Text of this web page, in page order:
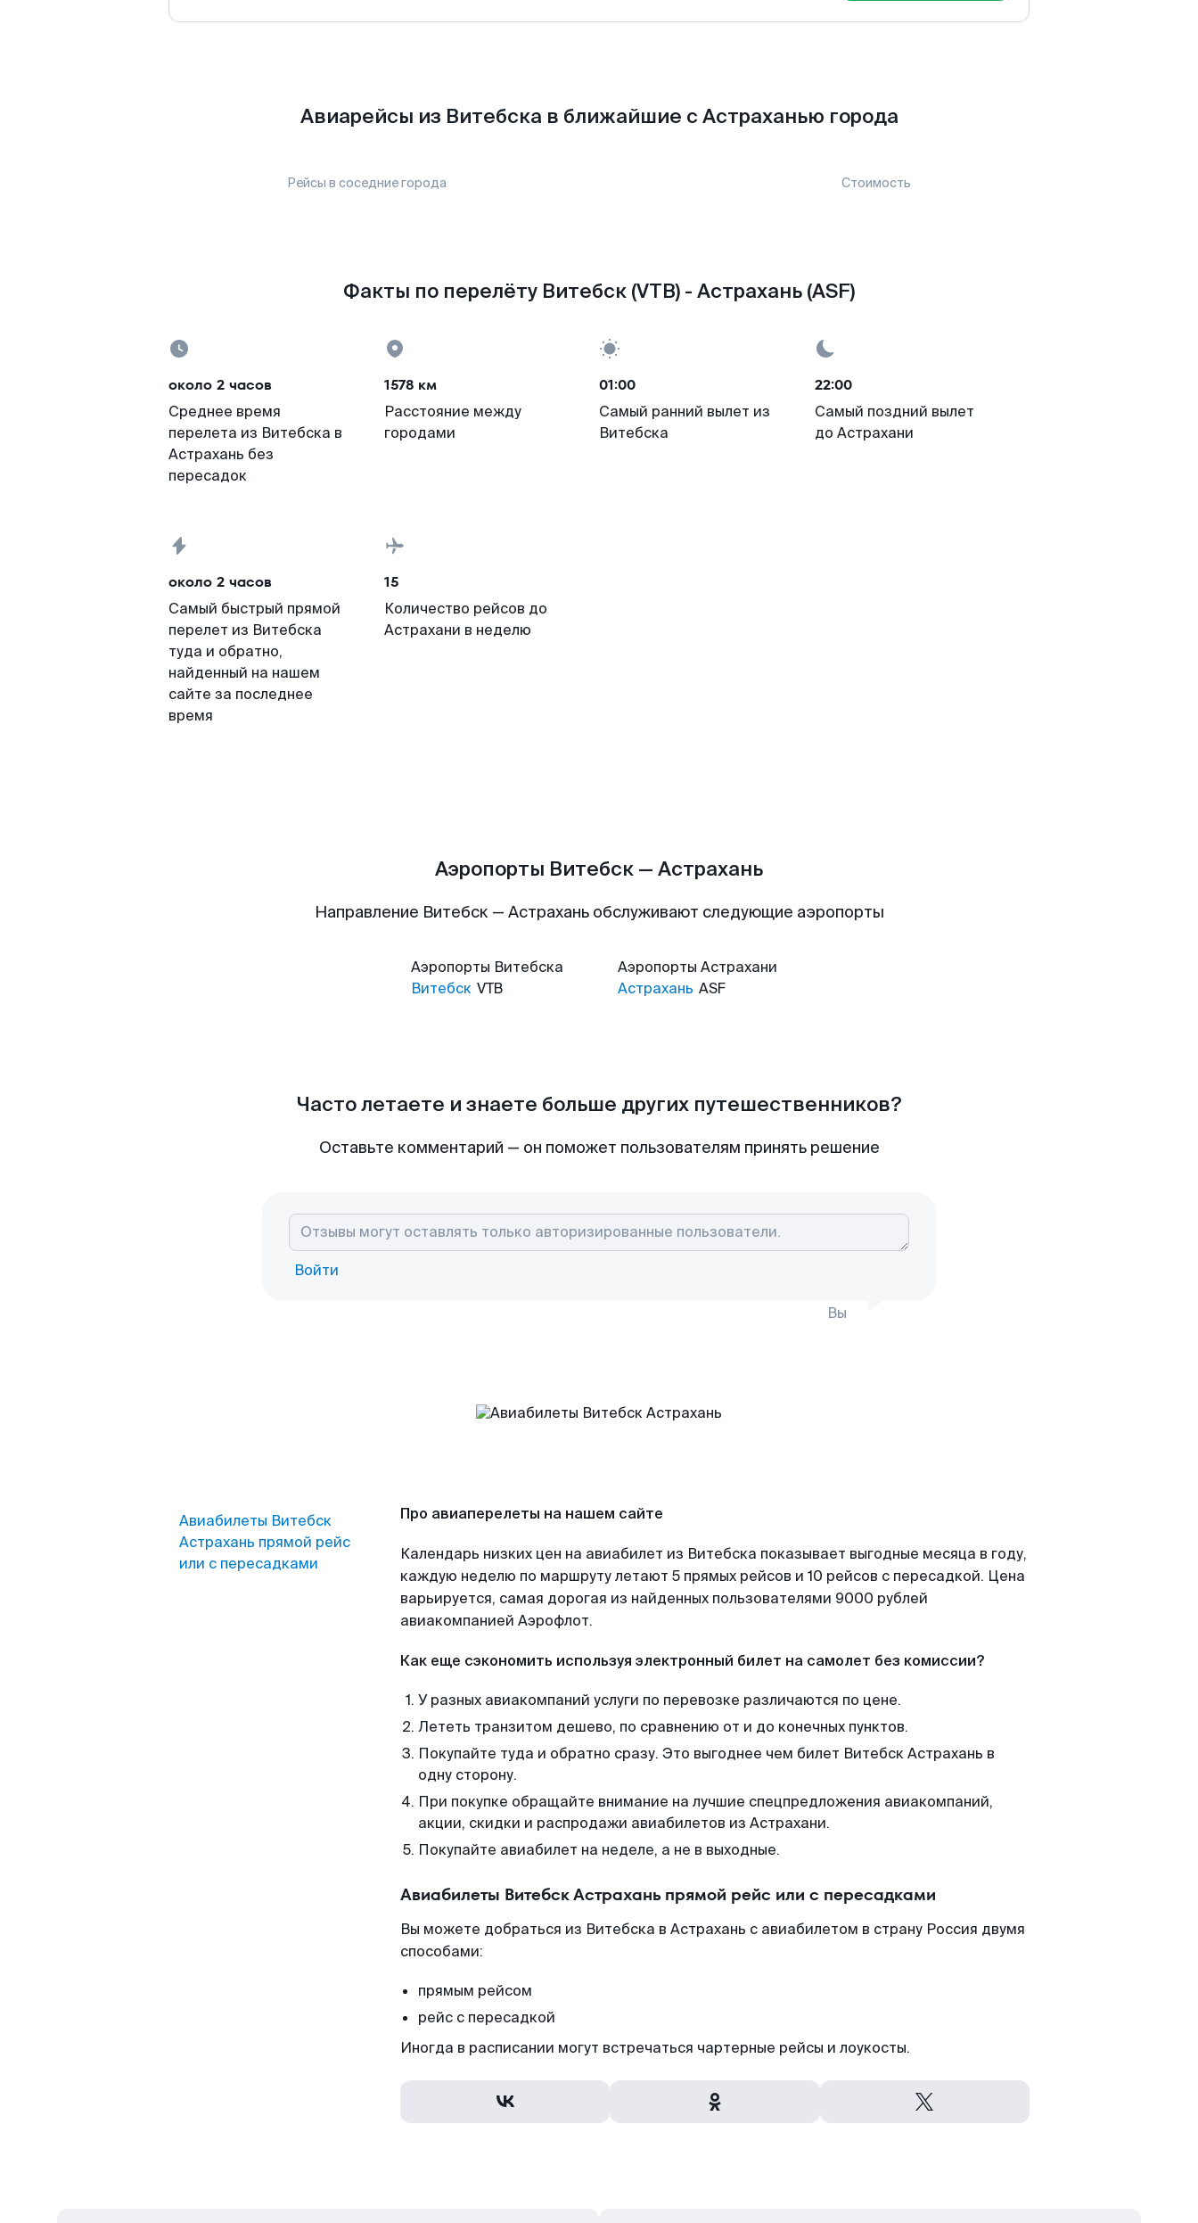
Авиарейсы из Витебска в ближайшие с Астраханью города
Рейсы в соседние города Стоимость
Факты по перелёту Витебск (VTB) - Астрахань (ASF)
около 2 часов
Среднее время
перелета из Витебска в
Астрахань без
пересадок
1578 км
Расстояние между
городами
01:00
Самый ранний вылет из
Витебска
22:00
Самый поздний вылет
до Астрахани
около 2 часов
Самый быстрый прямой
перелет из Витебска
туда и обратно,
найденный на нашем
сайте за последнее
время
15
Количество рейсов до
Астрахани в неделю
Аэропорты Витебск — Астрахань
Направление Витебск — Астрахань обслуживают следующие аэропорты
Аэропорты Витебска
Витебск VTB
Аэропорты Астрахани
Астрахань ASF
Часто летаете и знаете больше других путешественников?
Оставьте комментарий — он поможет пользователям принять решение
Войти
Вы
Авиабилеты Витебск
Астрахань прямой рейс
или с пересадками
Про авиаперелеты на нашем сайте
Календарь низких цен на авиабилет из Витебска показывает выгодные месяца в году,
каждую неделю по маршруту летают 5 прямых рейсов и 10 рейсов с пересадкой. Цена
варьируется, самая дорогая из найденных пользователями 9000 рублей
авиакомпанией Аэрофлот.
Как еще сэкономить используя электронный билет на самолет без комиссии?
У разных авиакомпаний услуги по перевозке различаются по цене.
Лететь транзитом дешево, по сравнению от и до конечных пунктов.
Покупайте туда и обратно сразу. Это выгоднее чем билет Витебск Астрахань в
одну сторону.
При покупке обращайте внимание на лучшие спецпредложения авиакомпаний,
акции, скидки и распродажи авиабилетов из Астрахани.
Покупайте авиабилет на неделе, а не в выходные.
Авиабилеты Витебск Астрахань прямой рейс или с пересадками
Вы можете добраться из Витебска в Астрахань с авиабилетом в страну Россия двумя
способами:
прямым рейсом
рейс с пересадкой
Иногда в расписании могут встречаться чартерные рейсы и лоукосты.